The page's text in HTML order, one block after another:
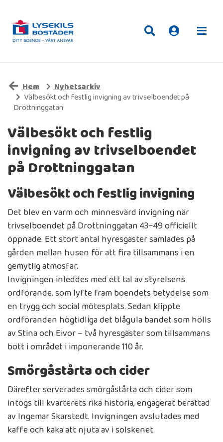
Hem
Nyhetsarkiv
Välbesökt och festlig invigning av trivselboendet på
Drottninggatan
Välbesökt och festlig
invigning av trivselboendet
på Drottninggatan
Välbesökt och festlig invigning
Det blev en varm och minnesvärd invigning när
trivselboendet på Drottninggatan 43–49 officiellt
öppnade. Ett stort antal hyresgäster samlades på
gården mellan husen för att fira tillsammans i en
gemytlig atmosfär.
Invigningen inleddes med ett tal av styrelsens
ordförande, som lyfte fram boendets betydelse som
en trygg och social mötesplats. Sedan klippte
ordföranden högtidliga det blågula bandet som hölls
av Stina och Eivor – två hyresgäster som tillsammans
bott i området i imponerande 110 år.
Smörgåstårta och cider
Därefter serverades smörgåstårta och cider som
intogs till kvarterets rika historia, engagerat berättad
av Ingemar Skarstedt. Invigningen avslutades med
kaffe och kaka att njuta av i solskenet.